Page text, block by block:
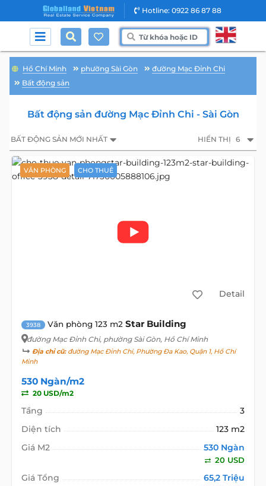
Hotline: 0922 86 87 88
Hồ Chí Minh phường Sài Gòn
đường Mạc Đỉnh Chi
Bất động sản
Bất động sản đường Mạc Đỉnh Chi - Sài Gòn
BẤT ĐỘNG SẢN MỚI NHẤT HIỂN THỊ 6
VĂN PHÒNG CHO THUÊ
Detail
3938 Văn phòng 123 m2 Star Building
đường Mạc Đỉnh Chi, phường Sài Gòn, Hồ Chí Minh
Địa chỉ cũ:đường Mạc Đỉnh Chi, Phường Đa Kao, Quận 1, Hồ Chí
Minh
530 Ngàn/m2
20 USD/m2
Tầng
3
Diện tích
123 m2
Giá M2
530 Ngàn
20 USD
Giá Tổng 65,2 Triệu